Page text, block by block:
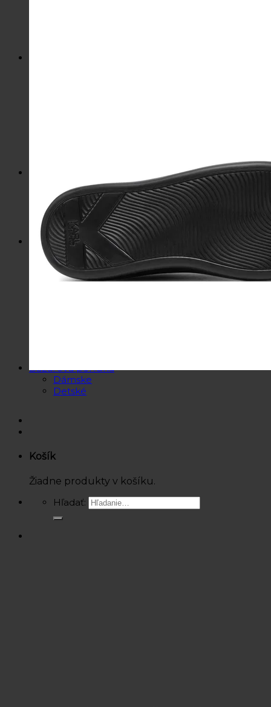
0 – 3 roky
4-7 rokov
8-13 rokov
14-18 rokov
Detské doplnky
Dámska móda na každý deň
Bundy
Saká / Kabáty
Košele / Blúzky
Bazárová ponuka
Dámske
Detské
Košík
Žiadne produkty v košíku.
Hľadať: